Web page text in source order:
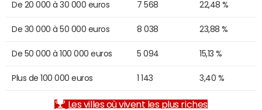
De 20 000 à 30 000 euros 7 568 22,48 %
De 30 000 à 50 000 euros 8 038 23,88 %
De 50 000 à 100 000 euros 5 094 15,13 %
Plus de 100 000 euros 1 143 3,40 %
Les villes où vivent les plus riches